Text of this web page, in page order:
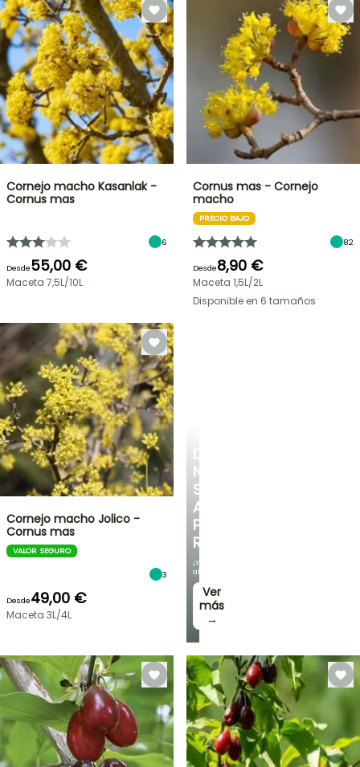
DESCUBRE
NUESTRA
SELECCIÓN
A
PRECIOS
REDUCIDOS
¡Y
ahorra!
Ver
más
→
Cornejo macho Kasanlak -
Cornus mas
6
Desde55,00 €
Maceta 7,5L/10L
Cornus mas - Cornejo
macho
PRECIO BAJO
82
Desde8,90 €
Maceta 1,5L/2L
Disponible en 6 tamaños
Cornejo macho Jolico -
Cornus mas
VALOR SEGURO
3
Desde49,00 €
Maceta 3L/4L